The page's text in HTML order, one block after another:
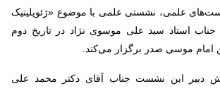
علمی، نشستی علمی با موضوع «ژئوپلیتیک
جناب استاد سید علی موسوی نژاد در تاریخ دوم
دبیر این نشست جناب آقای دکتر محمد علی